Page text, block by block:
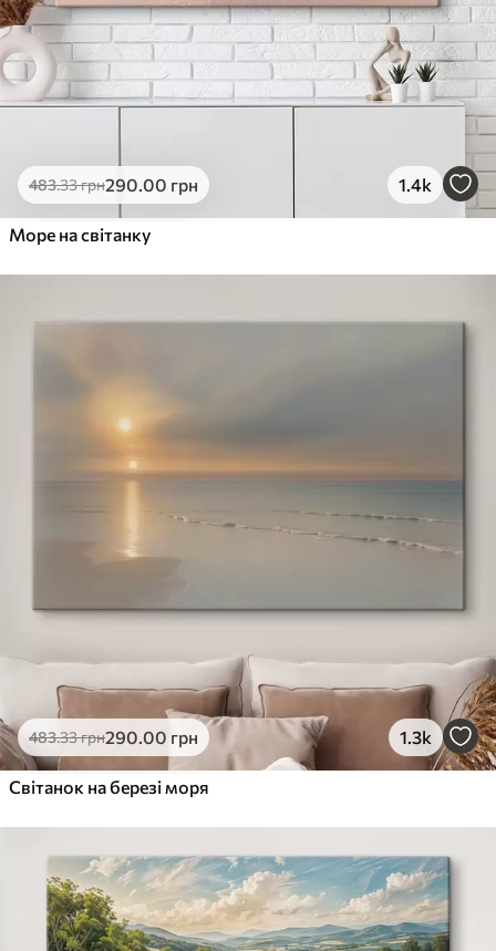
483.33грн290.00 грн 1.4k
Море на світанку
483.33грн290.00 грн 1.3k
Світанок на березі моря